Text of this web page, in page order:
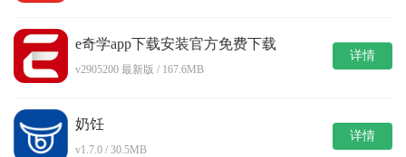
e奇学app下载安装官方免费下载
v2905200 最新版 / 167.6MB
详情
奶饪
v1.7.0 / 30.5MB
详情